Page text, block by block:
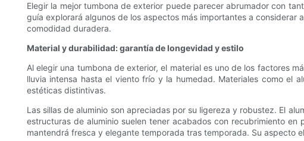
Elegir la mejor tumbona de exterior puede parecer abrumador con
guía explorará algunos de los aspectos más importantes a
comodidad duradera.
Material y durabilidad: garantía de longevidad y estilo
Al elegir una tumbona de exterior, el material es uno de los factores
lluvia intensa hasta el viento frío y la humedad. Materiales como el
estéticas distintivas.
Las sillas de aluminio son apreciadas por su ligereza y robustez. El
estructuras de aluminio suelen tener acabados con recubrimiento
mantendrá fresca y elegante temporada tras temporada. Su aspecto